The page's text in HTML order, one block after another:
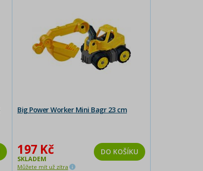
Big Power Worker Mini Bagr 23 cm
197 Kč
SKLADEM
Můžete mít už zítra
DO KOŠÍKU